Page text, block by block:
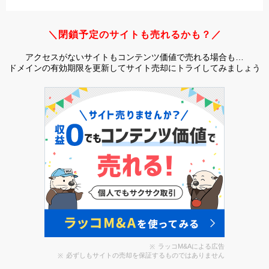
＼閉鎖予定のサイトも売れるかも？／
アクセスがないサイトもコンテンツ価値で売れる場合も…
ドメインの有効期限を更新してサイト売却にトライしてみましょう
ラッコM&Aによる広告
必ずしもサイトの売却を保証するものではありません